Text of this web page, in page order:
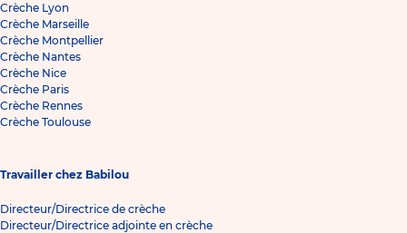
Crèche Lyon
Crèche Marseille
Crèche Montpellier
Crèche Nantes
Crèche Nice
Crèche Paris
Crèche Rennes
Crèche Toulouse
Travailler chez Babilou
Directeur/Directrice de crèche
Directeur/Directrice adjointe en crèche